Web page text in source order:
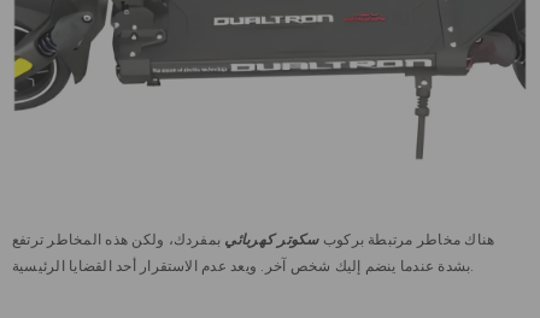
هناك مخاطر مرتبطة بركوبسكوتر كهربائي بمفردك، ولكن هذه المخاطر ترتفع
بشدة عندما ينضم إليك شخص آخر. ويعد عدم الاستقرار أحد القضايا الرئيسية.